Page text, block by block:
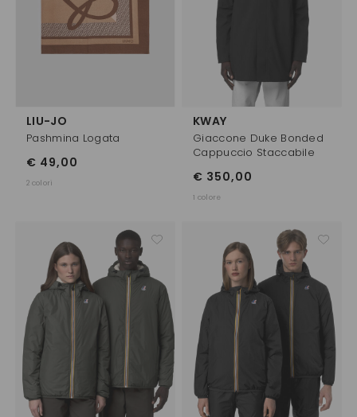
LIU-JO
Pashmina Logata
€ 49,00
2 colori
KWAY
Giaccone Duke Bonded
Cappuccio Staccabile
€ 350,00
1 colore